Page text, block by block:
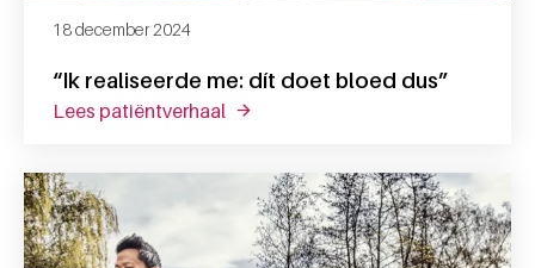
“Ik realiseerde me: dít doet bloed dus”
18 december 2024
lees patiëntverhaal over “ik realiseerde me: dít doet